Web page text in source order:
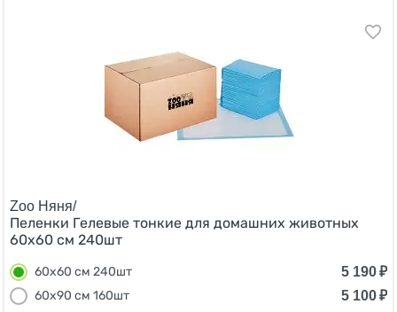
Zoo Няня/
Пеленки Гелевые тонкие для домашних животных
60х60 см 240шт
60х60 см 240шт 5 190₽
60х90 см 160шт
5 100₽